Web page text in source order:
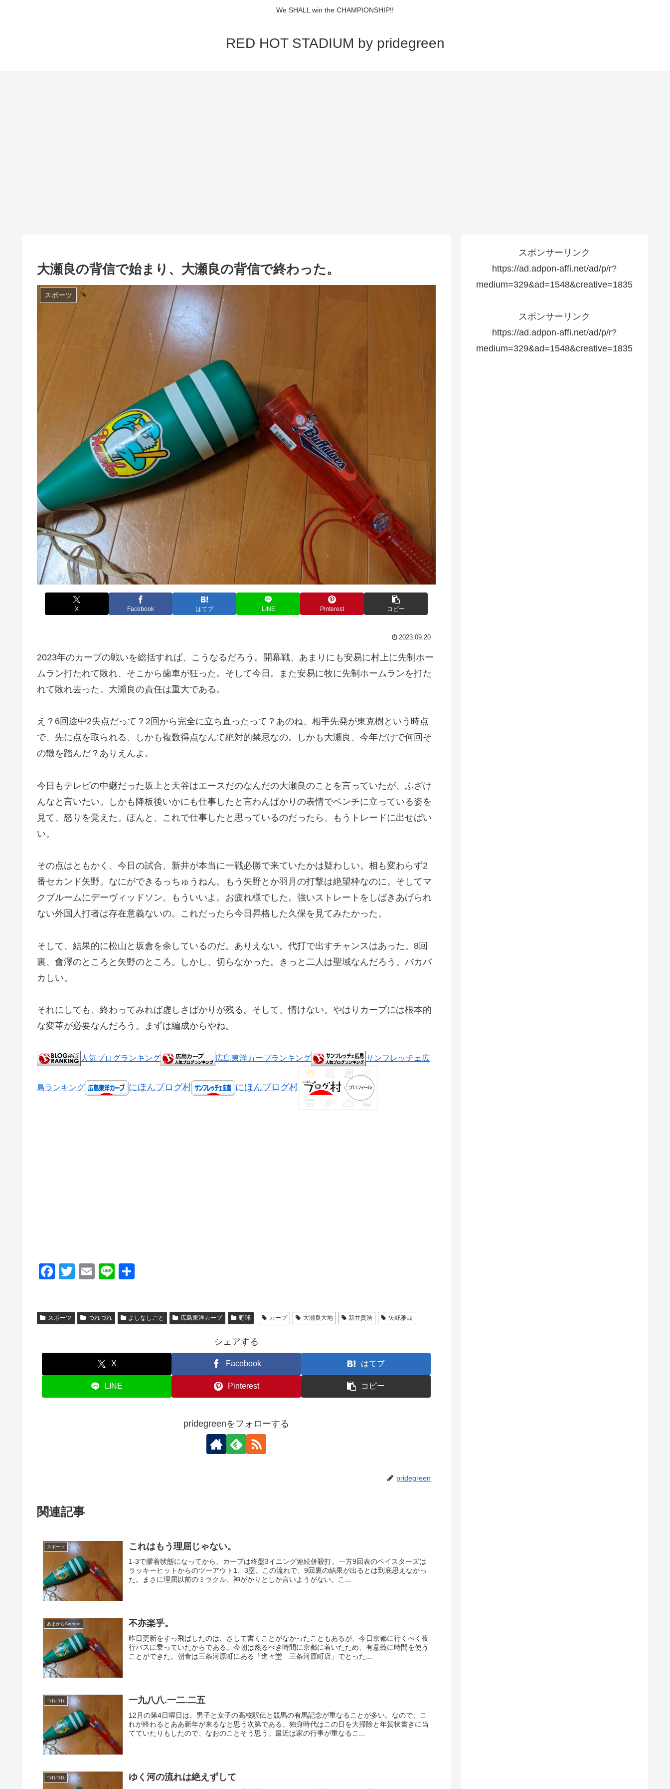
We SHALL win the CHAMPIONSHIP!!
RED HOT STADIUM by pridegreen
大瀬良の背信で始まり、大瀬良の背信で終わった。
スポーツ
X Facebook はてブ LINE Pinterest コピー
2023.09.20
2023年のカープの戦いを総括すれば、こうなるだろう。開幕戦、あまりにも安易に村上に先制ホー
ムラン打たれて敗れ、そこから歯車が狂った。そして今日。また安易に牧に先制ホームランを打た
れて敗れ去った。大瀬良の責任は重大である。
え？6回途中2失点だって？2回から完全に立ち直ったって？あのね、相手先発が東克樹という時点
で、先に点を取られる、しかも複数得点なんて絶対的禁忌なの。しかも大瀬良、今年だけで何回そ
の轍を踏んだ？ありえんよ。
今日もテレビの中継だった坂上と天谷はエースだのなんだの大瀬良のことを言っていたが、ふざけ
んなと言いたい。しかも降板後いかにも仕事したと言わんばかりの表情でベンチに立っている姿を
見て、怒りを覚えた。ほんと、これで仕事したと思っているのだったら、もうトレードに出せばい
い。
その点はともかく、今日の試合、新井が本当に一戦必勝で来ていたかは疑わしい。相も変わらず2
番セカンド矢野。なにができるっちゅうねん。もう矢野とか羽月の打撃は絶望枠なのに。そしてマ
クブルームにデーヴィッドソン。もういいよ。お疲れ様でした。強いストレートをしばきあげられ
ない外国人打者は存在意義ないの。これだったら今日昇格した久保を見てみたかった。
そして、結果的に松山と坂倉を余しているのだ。ありえない。代打で出すチャンスはあった。8回
裏、會澤のところと矢野のところ。しかし、切らなかった。きっと二人は聖域なんだろう。バカバ
カしい。
それにしても、終わってみれば虚しさばかりが残る。そして、情けない。やはりカープには根本的
な変革が必要なんだろう。まずは編成からやね。
人気ブログランキング 広島東洋カープランキング サンフレッチェ広
島ランキング にほんブログ村 にほんブログ村
F
e
o
T
er
E
Li
スポーツ つれづれ よしなしごと 広島東洋カープ 野球 カープ 大瀬良大地 新井貴浩 矢野雅哉
シェアする
X Facebook はてブ
LINE Pinterest コピー
pridegreenをフォローする
pridegreen
関連記事
スポーツ これはもう理屈じゃない。
1-3で膠着状態になってから、カープは終盤3イニング連続併殺打。一方9回表のベイスターズは
ラッキーヒットからのツーアウト1、3塁。この流れで、9回裏の結果が出るとは到底思えなかっ
た。まさに理屈以前のミラクル、神がかりとしか言いようがない。こ...
あまからAvenue 不亦楽乎。
昨日更新をすっ飛ばしたのは、さして書くことがなかったこともあるが、今日京都に行くべく夜
行バスに乗っていたからである。今朝は然るべき時間に京都に着いたため、有意義に時間を使う
ことができた。朝食は三条河原町にある「進々堂 三条河原町店」でとった...
つれづれ 一九八八.一二.二五
12月の第4日曜日は、男子と女子の高校駅伝と競馬の有馬記念が重なることが多い。なので、こ
れが終わるとああ新年が来るなと思う次第である。独身時代はこの日を大掃除と年賀状書きに当
てていたりもしたので、なおのことそう思う。最近は家の行事が重なるこ...
つれづれ ゆく河の流れは絶えずして
スポンサーリンク
https://ad.adpon-affi.net/ad/p/r?
medium=329&ad=1548&creative=1835
スポンサーリンク
https://ad.adpon-affi.net/ad/p/r?
medium=329&ad=1548&creative=1835